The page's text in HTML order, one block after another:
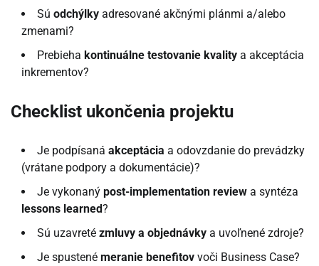
Sú odchýlky adresované akčnými plánmi a/alebo
zmenami?
Prebieha kontinuálne testovanie kvality a akceptácia
inkrementov?
Checklist ukončenia projektu
Je podpísaná akceptácia a odovzdanie do prevádzky
(vrátane podpory a dokumentácie)?
Je vykonaný post-implementation review a syntéza
lessons learned?
Sú uzavreté zmluvy a objednávky a uvoľnené zdroje?
Je spustené meranie benefitov voči Business Case?